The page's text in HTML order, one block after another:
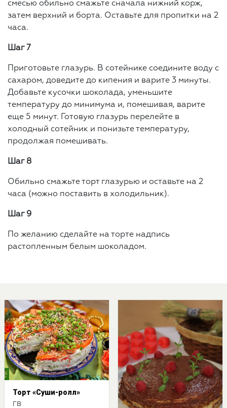
смесью обильно смажьте сначала нижний корж,
затем верхний и борта. Оставьте для пропитки на 2
часа.
Шаг 7
Приготовьте глазурь. В сотейнике соедините воду с
сахаром, доведите до кипения и варите 3 минуты.
Добавьте кусочки шоколада, уменьшите
температуру до минимума и, помешивая, варите
еще 5 минут. Готовую глазурь перелейте в
холодный сотейник и понизьте температуру,
продолжая помешивать.
Шаг 8
Обильно смажьте торт глазурью и оставьте на 2
часа (можно поставить в холодильник).
Шаг 9
По желанию сделайте на торте надпись
растопленным белым шоколадом.
Торт «Суши-ролл»
ГВ